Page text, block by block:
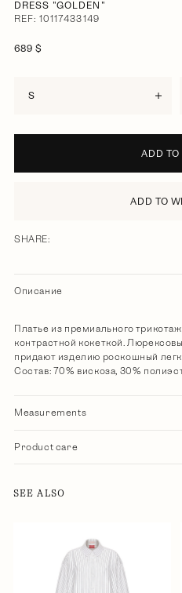
DRESS "GOLDEN"
REF: 10117433149
689 $
S
ADD TO
ADD TO
SHARE:
Описание
Платье из премиального
контрастной кокеткой.
придают изделию роскошный
Состав: 70% вискоза, 30%
Measurements
Product care
SEE ALSO